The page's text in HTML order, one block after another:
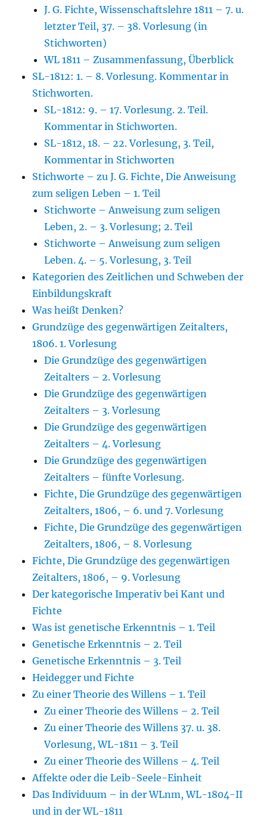
J. G. Fichte, Wissenschaftslehre 1811 – 7. u.
letzter Teil, 37. – 38. Vorlesung (in
Stichworten)
WL 1811 – Zusammenfassung, Überblick
SL-1812: 1. – 8. Vorlesung. Kommentar in
Stichworten.
SL-1812: 9. – 17. Vorlesung. 2. Teil.
Kommentar in Stichworten.
SL-1812, 18. – 22. Vorlesung, 3. Teil,
Kommentar in Stichworten
Stichworte – zu J. G. Fichte, Die Anweisung
zum seligen Leben – 1. Teil
Stichworte – Anweisung zum seligen
Leben, 2. – 3. Vorlesung; 2. Teil
Stichworte – Anweisung zum seligen
Leben. 4. – 5. Vorlesung, 3. Teil
Kategorien des Zeitlichen und Schweben der
Einbildungskraft
Was heißt Denken?
Grundzüge des gegenwärtigen Zeitalters,
1806. 1. Vorlesung
Die Grundzüge des gegenwärtigen
Zeitalters – 2. Vorlesung
Die Grundzüge des gegenwärtigen
Zeitalters – 3. Vorlesung
Die Grundzüge des gegenwärtigen
Zeitalters – 4. Vorlesung
Die Grundzüge des gegenwärtigen
Zeitalters – fünfte Vorlesung.
Fichte, Die Grundzüge des gegenwärtigen
Zeitalters, 1806, – 6. und 7. Vorlesung
Fichte, Die Grundzüge des gegenwärtigen
Zeitalters, 1806, – 8. Vorlesung
Fichte, Die Grundzüge des gegenwärtigen
Zeitalters, 1806, – 9. Vorlesung
Der kategorische Imperativ bei Kant und
Fichte
Was ist genetische Erkenntnis – 1. Teil
Genetische Erkenntnis – 2. Teil
Genetische Erkenntnis – 3. Teil
Heidegger und Fichte
Zu einer Theorie des Willens – 1. Teil
Zu einer Theorie des Willens – 2. Teil
Zu einer Theorie des Willens 37. u. 38.
Vorlesung, WL-1811 – 3. Teil
Zu einer Theorie des Willens – 4. Teil
Affekte oder die Leib-Seele-Einheit
Das Individuum – in der WLnm, WL-1804-II
und in der WL-1811